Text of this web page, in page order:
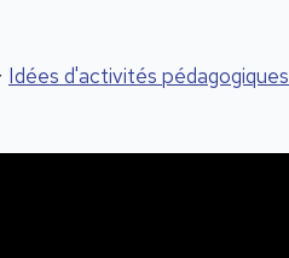
Idées d'activités pédagogiques